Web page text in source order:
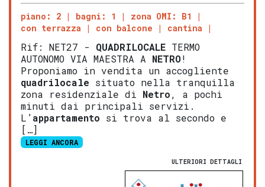
piano: 2 bagni: 1
zona OMI: B1
con terrazza
con balcone cantina
Rif: NET27 - QUADRILOCALE TERMO
AUTONOMO VIA MAESTRA A NETRO!
Proponiamo in vendita un accogliente
quadrilocale situato nella tranquilla
zona residenziale di Netro, a pochi
minuti dai principali servizi.
L’appartamento si trova al secondo e
[…]
LEGGI ANCORA
ULTERIORI DETTAGLI